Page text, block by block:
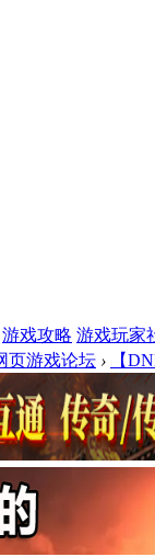
游戏攻略 游戏玩家
页游戏论坛 › 【